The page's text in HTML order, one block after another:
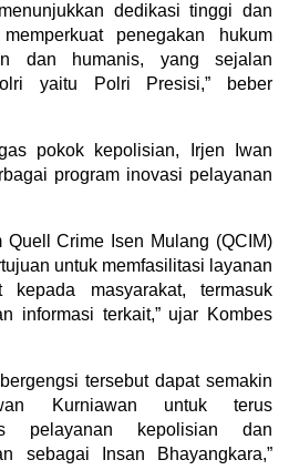
dedikasi tinggi dan
penegakan hukum
dan humanis, yang sejalan
yaitu Polri Presisi,” beber
pokok kepolisian, Irjen Iwan
program inovasi pelayanan
Quell Crime Isen Mulang (QCIM)
untuk memfasilitasi layanan
masyarakat, termasuk
informasi terkait,” ujar Kombes
tersebut dapat semakin
Kurniawan untuk terus
pelayanan kepolisian dan
sebagai Insan Bhayangkara,”